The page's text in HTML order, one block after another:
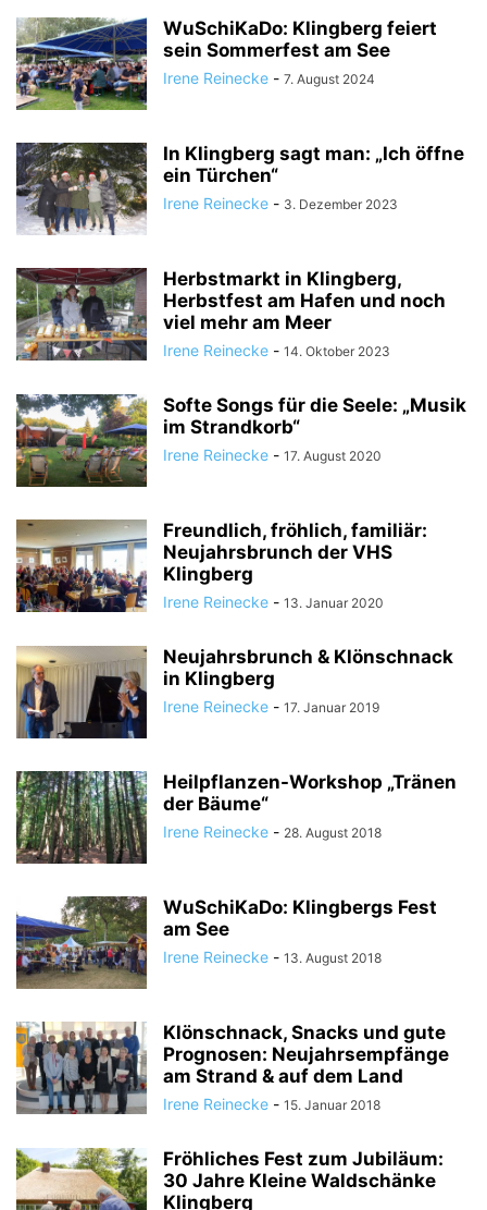
WuSchiKaDo: Klingberg feiert
sein Sommerfest am See
Irene Reinecke - 7. August 2024
In Klingberg sagt man: „Ich öffne
ein Türchen“
Irene Reinecke - 3. Dezember 2023
Herbstmarkt in Klingberg,
Herbstfest am Hafen und noch
viel mehr am Meer
Irene Reinecke - 14. Oktober 2023
Softe Songs für die Seele: „Musik
im Strandkorb“
Irene Reinecke - 17. August 2020
Freundlich, fröhlich, familiär:
Neujahrsbrunch der VHS
Klingberg
Irene Reinecke - 13. Januar 2020
Neujahrsbrunch & Klönschnack
in Klingberg
Irene Reinecke - 17. Januar 2019
Heilpflanzen-Workshop „Tränen
der Bäume“
Irene Reinecke - 28. August 2018
WuSchiKaDo: Klingbergs Fest
am See
Irene Reinecke - 13. August 2018
Klönschnack, Snacks und gute
Prognosen: Neujahrsempfänge
am Strand & auf dem Land
Irene Reinecke - 15. Januar 2018
Fröhliches Fest zum Jubiläum:
30 Jahre Kleine Waldschänke
Klingberg